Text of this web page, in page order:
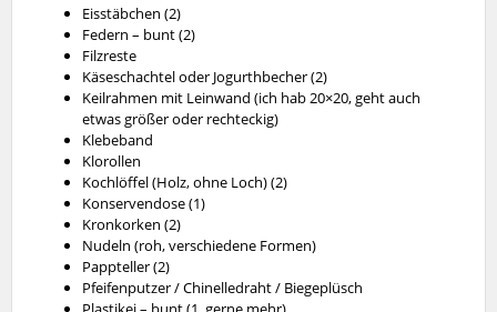
Eisstäbchen (2)
Federn – bunt (2)
Filzreste
Käseschachtel oder Jogurthbecher (2)
Keilrahmen mit Leinwand (ich hab 20×20, geht auch
etwas größer oder rechteckig)
Klebeband
Klorollen
Kochlöffel (Holz, ohne Loch) (2)
Konservendose (1)
Kronkorken (2)
Nudeln (roh, verschiedene Formen)
Pappteller (2)
Pfeifenputzer / Chinelledraht / Biegeplüsch